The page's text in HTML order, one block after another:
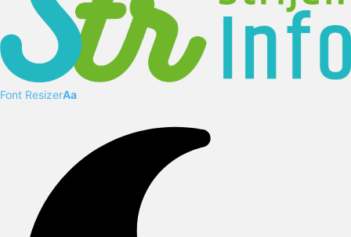
Font ResizerAa